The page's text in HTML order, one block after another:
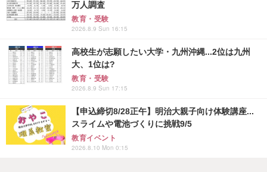
万人調査
教育・受験
2026.8.9 Sun 16:15
高校生が志願したい大学・九州沖縄...2位は九州
大、1位は?
教育・受験
2026.8.9 Sun 17:15
【申込締切8/28正午】明治大親子向け体験講座...
スライムや電池づくりに挑戦9/5
教育イベント
2026.8.10 Mon 0:15